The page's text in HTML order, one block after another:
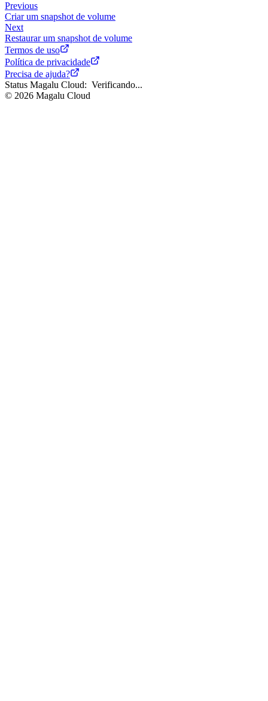
Previous
Criar um snapshot de volume
Next
Restaurar um snapshot de volume
Termos de uso
Política de privacidade
Precisa de ajuda?
Status Magalu Cloud: Verificando...
© 2026 Magalu Cloud